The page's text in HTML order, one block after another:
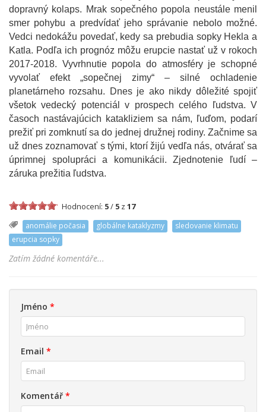
dopravný kolaps. Mrak sopečného popola neustále menil
smer pohybu a predvídať jeho správanie nebolo možné.
Vedci nedokážu povedať, kedy sa prebudia sopky Hekla a
Katla. Podľa ich prognóz môžu erupcie nastať už v rokoch
2017-2018. Vyvrhnutie popola do atmosféry je schopné
vyvolať efekt „sopečnej zimy“ – silné ochladenie
planetárneho rozsahu. Dnes je ako nikdy dôležité spojiť
všetok vedecký potenciál v prospech celého ľudstva. V
časoch nastávajúcich katakliziem sa nám, ľuďom, podarí
prežiť pri zomknutí sa do jednej družnej rodiny. Začnime sa
už dnes zoznamovať s tými, ktorí žijú vedľa nás, otvárať sa
úprimnej spolupráci a komunikácii. Zjednotenie ľudí –
záruka prežitia ľudstva.
Hodnocení: 5/ 5 z 17
anomálie počasia globálne kataklyzmy
sledovanie klimatu
erupcia sopky
Zatím žádné komentáře...
Jméno *
Email *
Komentář *